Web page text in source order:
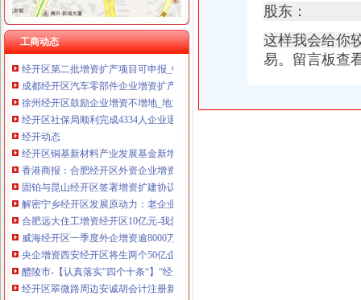
工商动态
江西赣粤高速公路股份有限公司关于子公司高速实业增资的公告|净利润
经开股份成功实现增资扩股-新闻中心-北京经济技术开发区
【58同城】经开区验资_经开区代理验资公司_经开区增资验资
经开区第二批增资扩产项目可申报_中国昆明_经济园区
成都经开区汽车零部件企业增资扩产_成都汽车网_新浪汽车_新浪网
徐州经开区鼓励企业增资不增地_地方_中国国土资源报网
经开区社保局顺利完成4334人企业退休人员养老金增资补发金额528万
经开动态
经开区铜基新材料产业发展基金新增资5亿元-经济技术开发区-铜陵市人
香港商报：合肥经开区外资企业增资势头不减国家级合肥经济技术开发
固铂与昆山经开区签署增资扩建协议|新闻资讯中国汽车网
解密宁乡经开区发展原动力：老企业不断增资主导产业稳健攀升_科技
合肥远大住工增资经开区10亿元-我爱铺网
威海经开区一季度外企增资逾8000万美元
央企增资西安经开区将生两个50亿企业-文汇网
醴陵市-【认真落实”四个十条“】“经开区十条”掷地有声
经开区翠微路周边安诚胡会计注册新公司增资验资变更-爱喇叭网
嘉兴经开抓好“技改增资”确保稳增长-嘉兴在线
股东：
这样我会给你
易。 留言板查